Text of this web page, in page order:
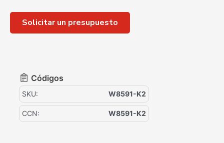
Solicitar un presupuesto
Códigos
SKU: W8591-K2
CCN: W8591-K2